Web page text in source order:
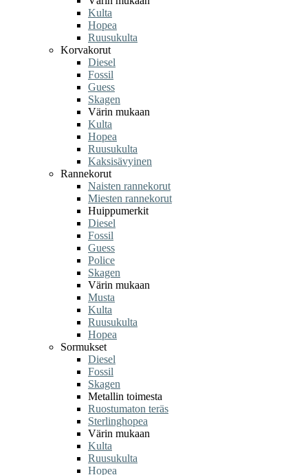
Kulta
Hopea
Ruusukulta
Korvakorut
Diesel
Fossil
Guess
Skagen
Värin mukaan
Kulta
Hopea
Ruusukulta
Kaksisävyinen
Rannekorut
Naisten rannekorut
Miesten rannekorut
Huippumerkit
Diesel
Fossil
Guess
Police
Skagen
Värin mukaan
Musta
Kulta
Ruusukulta
Hopea
Sormukset
Diesel
Fossil
Skagen
Metallin toimesta
Ruostumaton teräs
Sterlinghopea
Värin mukaan
Kulta
Ruusukulta
Hopea